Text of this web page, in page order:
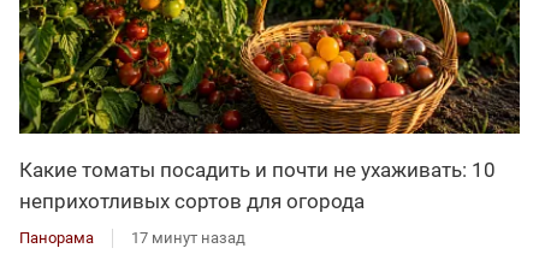
Какие томаты посадить и почти не ухаживать: 10
неприхотливых сортов для огорода
Панорама 17 минут назад